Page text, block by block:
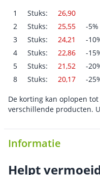
1 Stuks:
26,90
2
Stuks: 25,55
-5%
3
Stuks: 24,21
-
4
Stuks: 22,86
-
5
Stuks: 21,52
-
8
Stuks: 20,17 -
De korting kan oplopen
verschillende producten.
Informatie
Helpt